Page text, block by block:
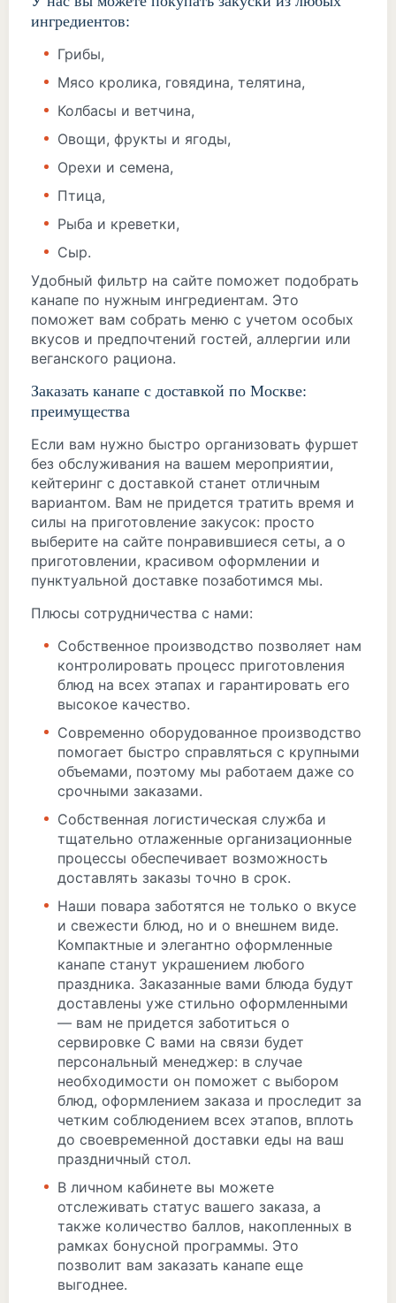
ингредиентов:
Грибы,
Мясо кролика, говядина, телятина,
Колбасы и ветчина,
Овощи, фрукты и ягоды,
Орехи и семена,
Птица,
Рыба и креветки,
Сыр.
Удобный фильтр на сайте поможет подобрать
канапе по нужным ингредиентам. Это
поможет вам собрать меню с учетом особых
вкусов и предпочтений гостей, аллергии или
веганского рациона.
Заказать канапе с доставкой по Москве:
преимущества
Если вам нужно быстро организовать фуршет
без обслуживания на вашем мероприятии,
кейтеринг с доставкой станет отличным
вариантом. Вам не придется тратить время и
силы на приготовление закусок: просто
выберите на сайте понравившиеся сеты, а о
приготовлении, красивом оформлении и
пунктуальной доставке позаботимся мы.
Плюсы сотрудничества с нами:
Собственное производство позволяет нам
контролировать процесс приготовления
блюд на всех этапах и гарантировать его
высокое качество.
Современно оборудованное производство
помогает быстро справляться с крупными
объемами, поэтому мы работаем даже со
срочными заказами.
Собственная логистическая служба и
тщательно отлаженные организационные
процессы обеспечивает возможность
доставлять заказы точно в срок.
Наши повара заботятся не только о вкусе
и свежести блюд, но и о внешнем виде.
Компактные и элегантно оформленные
канапе станут украшением любого
праздника. Заказанные вами блюда будут
доставлены уже стильно оформленными
— вам не придется заботиться о
сервировке С вами на связи будет
персональный менеджер: в случае
необходимости он поможет с выбором
блюд, оформлением заказа и проследит за
четким соблюдением всех этапов, вплоть
до своевременной доставки еды на ваш
праздничный стол.
В личном кабинете вы можете
отслеживать статус вашего заказа, а
также количество баллов, накопленных в
рамках бонусной программы. Это
позволит вам заказать канапе еще
выгоднее.